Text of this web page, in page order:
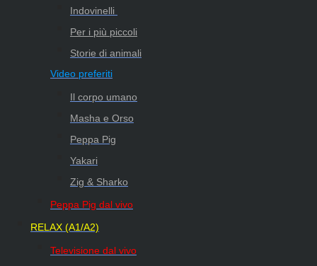
Indovinelli
Per i più piccoli
Storie di animali
Video preferiti
Il corpo umano
Masha e Orso
Peppa Pig
Yakari
Zig & Sharko
Peppa Pig dal vivo
RELAX (A1/A2)
Televisione dal vivo